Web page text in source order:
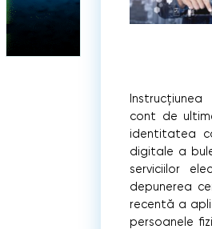
cont de
identitatea
digitale a
serviciilor
depunerea
recentă a
persoanele